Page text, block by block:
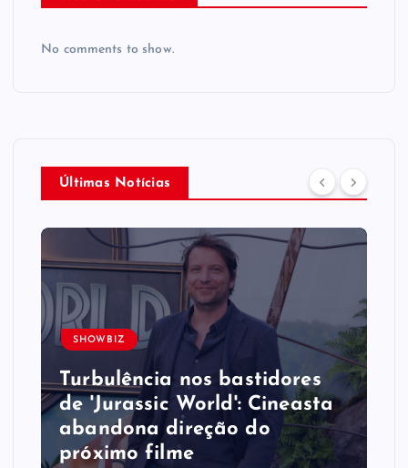
No comments to show.
Últimas Notícias
SHOWBIZ
Turbulência nos bastidores
de 'Jurassic World': Cineasta
abandona direção do
próximo filme